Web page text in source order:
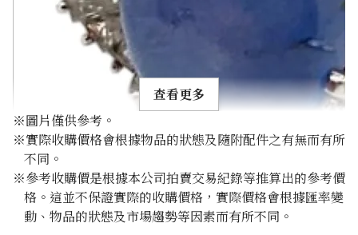
Pt･Pm900 Star Sapphire Diamond Ring 10.97ct
參考回收價
查看更多
※圖片僅供參考。
※實際收購價格會根據物品的狀態及隨附配件之有無而有所
不同。
※參考收購價是根據本公司拍賣交易紀錄等推算出的參考價
格。這並不保證實際的收購價格，實際價格會根據匯率變
動、物品的狀態及市場趨勢等因素而有所不同。